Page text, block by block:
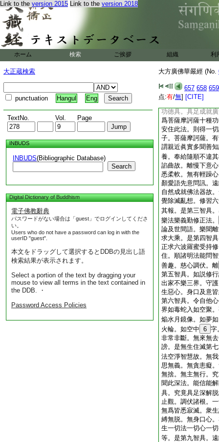
Link to the version 2015 Link to the version 2018
ホーム 検索 ご挨拶 組織 利
大正蔵検索
punctuation Hangul Eng
TextNo. Vol. Page
INBUDS
INBUDS(Bibliographic Database)
Search
Digital Dictionary of Buddhism
電子佛教辭典
パスワードがない場合は「guest」でログインしてくださ
い。
Users who do not have a password can log in with the
userID "guest".
本文をドラッグして選択するとDDBの見出し語
検索結果が表示されます。
Select a portion of the text by dragging your
mouse to view all terms in the text contained in
the DDB. ・
Password Access Policies
大方廣佛華嚴經 (No.
657 658 659
点:有/無] [CITE]
最殊勝故。心無疲
衆生到彼岸故。悉
徳具。於一切物悉
不退是功徳具。止
定犯戒衆生不起輕
具。顯現大人法故
於一切菩薩起如來
究竟是功徳具。長
摩訶薩。於阿僧祇
皆悉能捨與一衆生
一切衆生亦復如是
功徳具。具足成就
爲菩薩摩訶薩十種
安住此法。則得一
子。菩薩摩訶薩。
謂親近眞實多聞善
養。奉給隨順不違
諂曲故。離慢下意
悉柔軟。無有輕躁
顏愛語先意問訊。
自然成就佛法器故
覺除滅亂想。修習
其報。是第三智具
樂法樂義勤修正法。
論及世間語。樂聞
求大乘。是第四智
正求六波羅蜜受持
住。順諸明法能問
善趣。慈心調伏。離
第五智具。如説修
出家不樂三界。守
生惡心。身口及意
第六智具。令自他
界如毒蛇入如空聚
焔水月鏡像。如夢
火輪。如空中 6 字
非常非斷。無來無
謗。是無生住滅第
法空淨智慧故。無
思無義。無貪恚癡
無捨。無主無行。
聞此深法。能信能
具。究竟具足深解
止觀。調伏諸根。
無爲皆悉寂滅。衆
縛無脱。無身口心
生一切法一切心一
等。是第九智具。